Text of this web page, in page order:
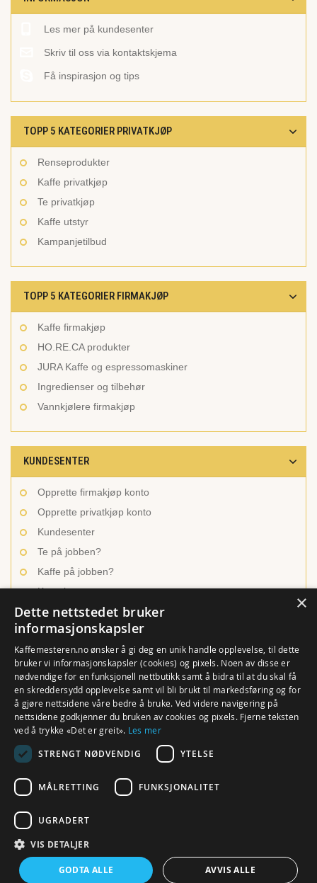
Les mer på kundesenter
Skriv til oss via kontaktskjema
Få inspirasjon og tips
TOPP 5 KATEGORIER PRIVATKJØP
Renseprodukter
Kaffe privatkjøp
Te privatkjøp
Kaffe utstyr
Kampanjetilbud
TOPP 5 KATEGORIER FIRMAKJØP
Kaffe firmakjøp
HO.RE.CA produkter
JURA Kaffe og espressomaskiner
Ingredienser og tilbehør
Vannkjølere firmakjøp
KUNDESENTER
Opprette firmakjøp konto
Opprette privatkjøp konto
Kundesenter
Te på jobben?
Kaffe på jobben?
Kontakt oss
INSPIRASJON OG LÆRING
Ulike kaffetyper
Brygg den beste kaffen
En verden av te
Hvordan trakte te?
Rense utstyr og maskiner
© Kaffemesteren.no. Alle Rettigheter reservert. ProSport AS, Klingenberggata 7A eller
7B (ringeklokke nr. 8001), 0161 Oslo (org.nr. 976 728 173 MVA). Webdesign og
webhosting av Webexpressen.no
Webexpressen.no
×
Dette nettstedet bruker
informasjonskapsler
Kaffemesteren.no ønsker å gi deg en unik handle opplevelse, til dette
bruker vi informasjonskapsler (cookies) og pixels. Noen av disse er
nødvendige for en funksjonell nettbutikk samt å bidra til at du skal få
en skreddersydd opplevelse samt vil bli brukt til markedsføring og for
å gjøre nettsidene våre bedre å bruke. Ved videre navigering på
nettsidene godkjenner du bruken av cookies og pixels. Fjerne teksten
ved å trykke «Det er greit». Les mer
STRENGT NØDVENDIG YTELSE
MÅLRETTING FUNKSJONALITET
UGRADERT
VIS DETALJER
GODTA ALLE AVVIS ALLE